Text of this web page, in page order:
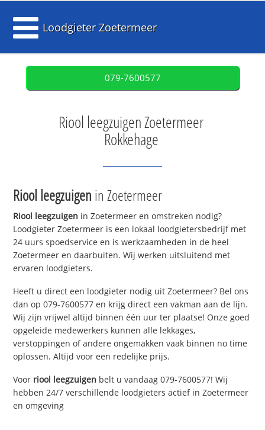
Loodgieter Zoetermeer
079-7600577
Riool leegzuigen Zoetermeer
Rokkehage
Riool leegzuigen in Zoetermeer
Riool leegzuigen in Zoetermeer en omstreken nodig?
Loodgieter Zoetermeer is een lokaal loodgietersbedrijf met
24 uurs spoedservice en is werkzaamheden in de heel
Zoetermeer en daarbuiten. Wij werken uitsluitend met
ervaren loodgieters.
Heeft u direct een loodgieter nodig uit Zoetermeer? Bel ons
dan op 079-7600577 en krijg direct een vakman aan de lijn.
Wij zijn vrijwel altijd binnen één uur ter plaatse! Onze goed
opgeleide medewerkers kunnen alle lekkages,
verstoppingen of andere ongemakken vaak binnen no time
oplossen. Altijd voor een redelijke prijs.
Voor riool leegzuigen belt u vandaag 079-7600577! Wij
hebben 24/7 verschillende loodgieters actief in Zoetermeer
en omgeving